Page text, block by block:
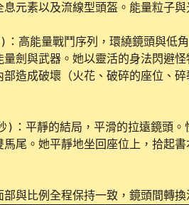
元素以及流線型頭盔。能量粒子
能量戰鬥序列，環繞鏡頭與低角
量劍與武器。她以靈活的身法閃避
造成破壞（火花、破碎的座位、
靜的結局，平滑的拉遠鏡頭。
馬尾。她平靜地坐回座位上，拾起
部與比例全程保持一致，鏡頭間轉